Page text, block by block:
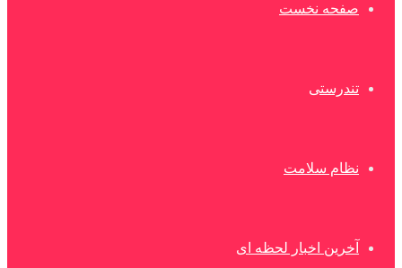
صفحه نخست
تندرستی
نظام سلامت
آخرین اخبار لحظه ای